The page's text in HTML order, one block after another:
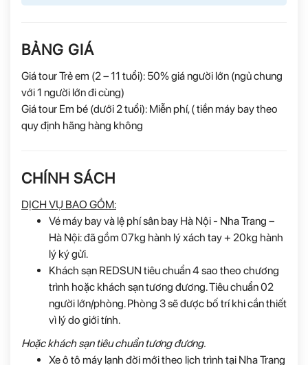
BẢNG GIÁ
Giá tour Trẻ em (2 – 11 tuổi): 50% giá người lớn (ngủ chung
với 1 người lớn đi cùng)
Giá tour Em bé (dưới 2 tuổi): Miễn phí, ( tiền máy bay theo
quy định hãng hàng không
CHÍNH SÁCH
DỊCH VỤ BAO GỒM:
Vé máy bay và lệ phí sân bay Hà Nội - Nha Trang –
Hà Nội: đã gồm 07kg hành lý xách tay + 20kg hành
lý ký gửi.
Khách sạn REDSUN tiêu chuẩn 4 sao theo chương
trình hoặc khách sạn tương đương. Tiêu chuẩn 02
người lớn/phòng. Phòng 3 sẽ được bố trí khi cần thiết
vì lý do giới tính.
Hoặc khách sạn tiêu chuẩn tương đương.
Xe ô tô máy lạnh đời mới theo lịch trình tại Nha Trang